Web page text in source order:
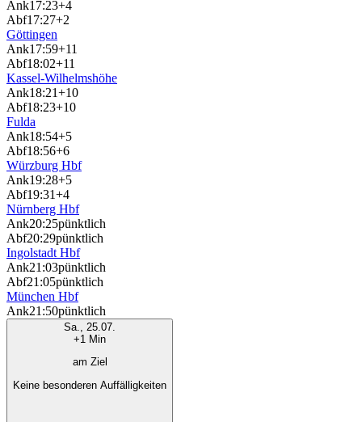
Ank17:23+4
Abf17:27+2
Göttingen
Ank17:59+11
Abf18:02+11
Kassel-Wilhelmshöhe
Ank18:21+10
Abf18:23+10
Fulda
Ank18:54+5
Abf18:56+6
Würzburg Hbf
Ank19:28+5
Abf19:31+4
Nürnberg Hbf
Ank20:25pünktlich
Abf20:29pünktlich
Ingolstadt Hbf
Ank21:03pünktlich
Abf21:05pünktlich
München Hbf
Ank21:50pünktlich
Sa., 25.07.
+1 Min
am Ziel
Keine besonderen Auffälligkeiten